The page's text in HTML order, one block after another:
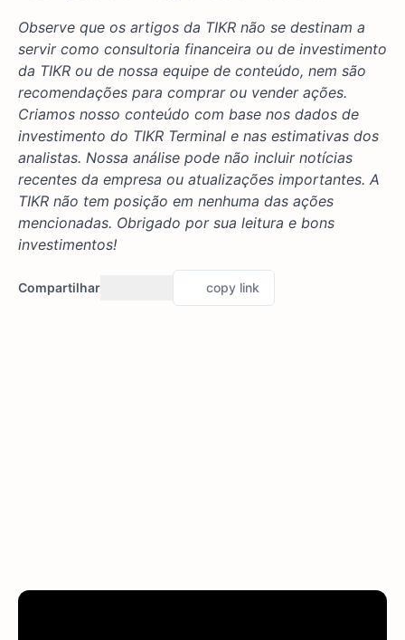
Observe que os artigos da TIKR não se destinam a
servir como consultoria financeira ou de investimento
da TIKR ou de nossa equipe de conteúdo, nem são
recomendações para comprar ou vender ações.
Criamos nosso conteúdo com base nos dados de
investimento do TIKR Terminal e nas estimativas dos
analistas. Nossa análise pode não incluir notícias
recentes da empresa ou atualizações importantes. A
TIKR não tem posição em nenhuma das ações
mencionadas. Obrigado por sua leitura e bons
investimentos!
Compartilhar copy link